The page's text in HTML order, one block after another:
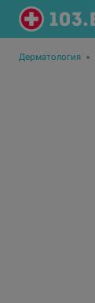
Дерматология •